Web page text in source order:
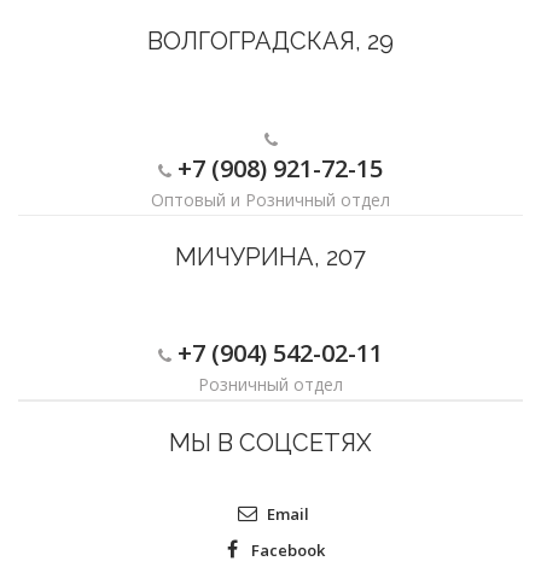
ВОЛГОГРАДСКАЯ, 29
+7 (908) 921-72-15
Оптовый и Розничный отдел
МИЧУРИНА, 207
+7 (904) 542-02-11
Розничный отдел
МЫ В СОЦСЕТЯХ
Email
Facebook